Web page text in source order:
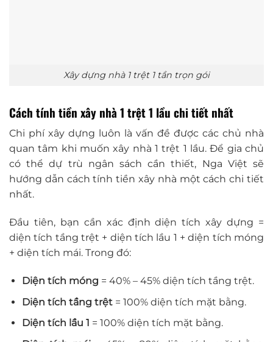
Xây dựng nhà 1 trệt 1 tần trọn gói
Cách tính tiền xây nhà 1 trệt 1 lầu chi tiết nhất
Chi phí xây dựng luôn là vấn đề được các chủ nhà
quan tâm khi muốn xây nhà 1 trệt 1 lầu. Để gia chủ
có thể dự trù ngân sách cần thiết, Nga Việt sẽ
hướng dẫn cách tính tiền xây nhà một cách chi tiết
nhất.
Đầu tiên, bạn cần xác định diện tích xây dựng =
diện tích tầng trệt + diện tích lầu 1 + diện tích móng
+ diện tích mái. Trong đó:
Diện tích móng = 40% – 45% diện tích tầng trệt.
Diện tích tầng trệt= 100% diện tích mặt bằng.
Diện tích lầu 1 = 100% diện tích mặt bằng.